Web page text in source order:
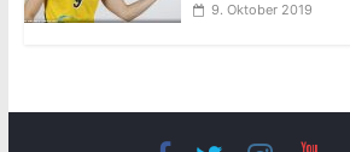
9. Oktober 2019